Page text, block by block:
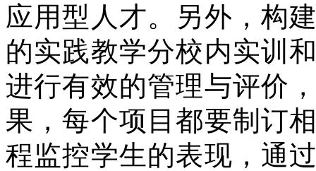
应用型人才。另外，构
的实践教学分校内实训
进行有效的管理与评价
果，每个项目都要制订
程监控学生的表现，通